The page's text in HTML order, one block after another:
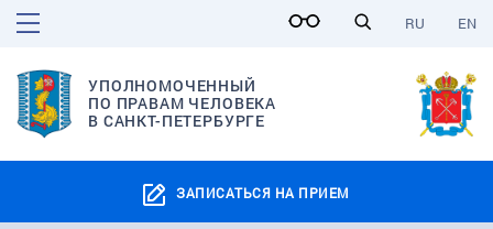
EN
RU
УПОЛНОМОЧЕННЫЙ
ПО ПРАВАМ ЧЕЛОВЕКА
В САНКТ-ПЕТЕРБУРГЕ
ЗАПИСАТЬСЯ НА ПРИЕМ